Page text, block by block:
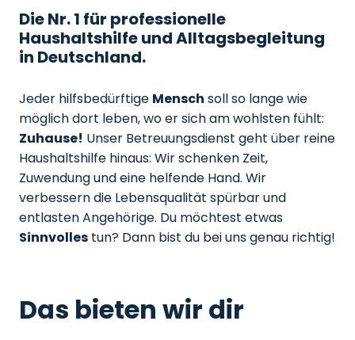
Die Nr. 1 für professionelle
Haushaltshilfe und Alltagsbegleitung
in Deutschland.
Jeder hilfsbedürftige Mensch soll so lange wie
möglich dort leben, wo er sich am wohlsten fühlt:
Zuhause! Unser Betreuungsdienst geht über reine
Haushaltshilfe hinaus: Wir schenken Zeit,
Zuwendung und eine helfende Hand. Wir
verbessern die Lebensqualität spürbar und
entlasten Angehörige. Du möchtest etwas
Sinnvolles tun? Dann bist du bei uns genau richtig!
Das bieten wir dir